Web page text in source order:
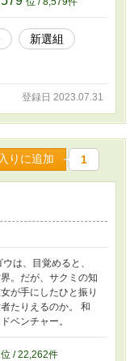
ずれ、しまいには
くわわるしまつ。 は
やら。 この作品は
物、地名、団体名
新選組
登録日 2023.07.31
りに追加 1
は、目覚めると、
。だが、サクミの知
が手にしたひと振り
たりえるのか。 和
ベンチャー。
位 / 22,262件